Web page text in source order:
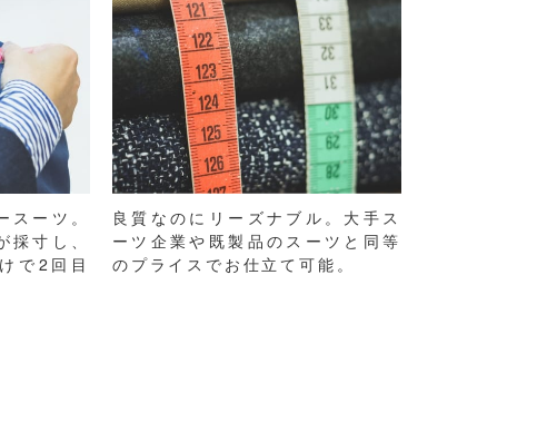
ーツ。
寸し、
で2回目
良質なのにリーズナブル。大手ス
ーツ企業や既製品のスーツと同等
のプライスでお仕立て可能。